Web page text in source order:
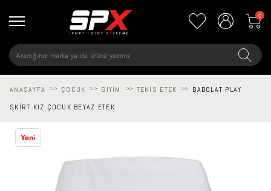
0
ANASAYFA >> ÇOCUK >> GIYIM >> TENIS ETEK >>
BABOLAT PLAY
SKIRT KIZ ÇOCUK BEYAZ ETEK
Yeni